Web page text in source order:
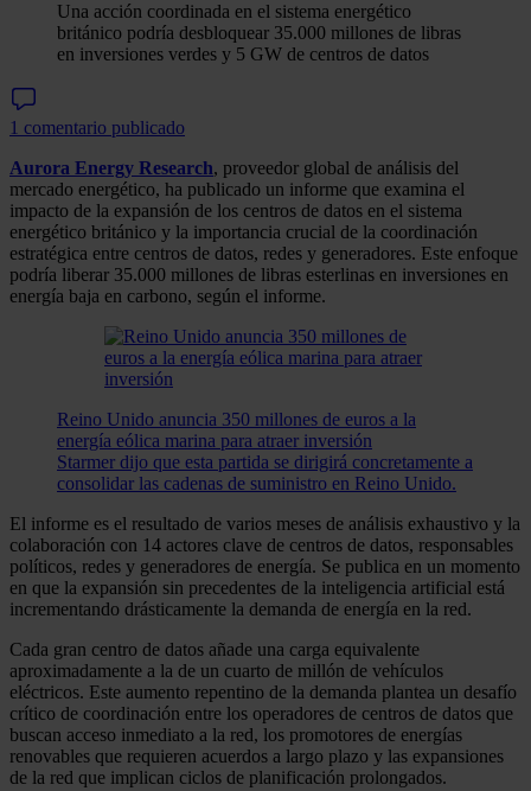
Una acción coordinada en el sistema energético
británico podría desbloquear 35.000 millones de libras
en inversiones verdes y 5 GW de centros de datos
1 comentario publicado
Aurora Energy Research, proveedor global de análisis del
mercado energético, ha publicado un informe que examina el
impacto de la expansión de los centros de datos en el sistema
energético británico y la importancia crucial de la coordinación
estratégica entre centros de datos, redes y generadores. Este enfoque
podría liberar 35.000 millones de libras esterlinas en inversiones en
energía baja en carbono, según el informe.
Reino Unido anuncia 350 millones de euros a la
energía eólica marina para atraer inversión
Starmer dijo que esta partida se dirigirá concretamente a
consolidar las cadenas de suministro en Reino Unido.
El informe es el resultado de varios meses de análisis exhaustivo y la
colaboración con 14 actores clave de centros de datos, responsables
políticos, redes y generadores de energía. Se publica en un momento
en que la expansión sin precedentes de la inteligencia artificial está
incrementando drásticamente la demanda de energía en la red.
Cada gran centro de datos añade una carga equivalente
aproximadamente a la de un cuarto de millón de vehículos
eléctricos. Este aumento repentino de la demanda plantea un desafío
crítico de coordinación entre los operadores de centros de datos que
buscan acceso inmediato a la red, los promotores de energías
renovables que requieren acuerdos a largo plazo y las expansiones
de la red que implican ciclos de planificación prolongados.